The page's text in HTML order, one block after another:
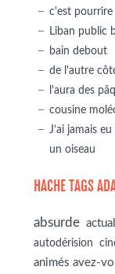
c'est pourrire
Liban public
bain debout
de l'autre
l'aura des
cousine
J’ai jamais
un oiseau
HACHE TAGS
absurde
autodérision
animés avez-